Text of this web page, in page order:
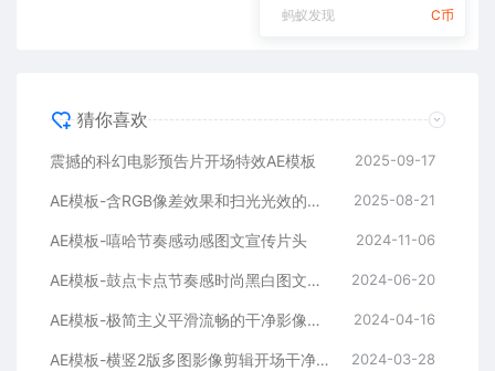
蚂蚁发现 C币
猜你喜欢
震撼的科幻电影预告片开场特效AE模板 2025-09-17
AE模板-含RGB像差效果和扫光光效的快速logo开场 2025-08-21
AE模板-嘻哈节奏感动感图文宣传片头 2024-11-06
AE模板-鼓点卡点节奏感时尚黑白图文排版展示开场片头 2024-06-20
AE模板-极简主义平滑流畅的干净影像排版展示开场 2024-04-16
AE模板-横竖2版多图影像剪辑开场干净平滑时尚片头 2024-03-28